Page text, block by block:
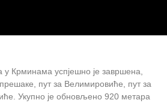
у Крминама успјешно је завршена,
пут за Велимировиће, пут за
Укупно је обновљено 920 метара